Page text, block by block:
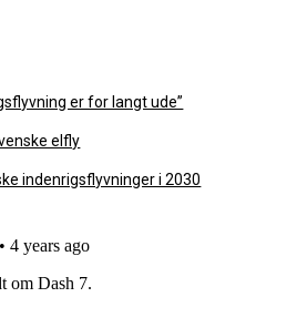
er for langt ude”
elfly
indenrigsflyvninger i 2030